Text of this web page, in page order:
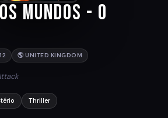
Mundos - O
12 🌎 UNITED KINGDOM
Thriller